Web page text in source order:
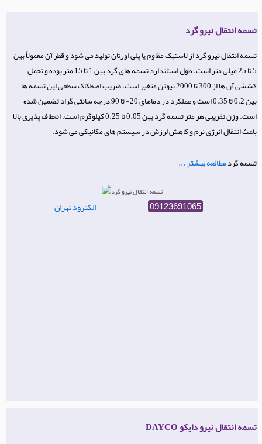
تسمه انتقال نیرو گرد
تسمه انتقال نیرو گرد از لاستیک مقاوم یا پلی اورتان تولید می شود و قطر آن معمولاً بین
5 تا 25 میلی متر است. طول استاندارد تسمه های گرد بین 1 تا 15 متر بوده و تحمل
کششی آن ها از 300 تا 2000 نیوتن متغیر است. ضریب اصطکاک سطحی این تسمه ها
بین 0.2 تا 0.35 است و عملکرد در دماهای 20- تا 90 درجه سانتی گراد تضمین شده
است. وزن تقریبی هر متر تسمه گرد بین 0.05 تا 0.25 کیلوگرم است. انعطاف پذیری بالا
باعث انتقال انرژی نرم و کاهش لرزش در سیستم های مکانیکی می شود.
تسمه گردمطالعه بیشتر ...
الکترود تهران 09123691065
تسمه انتقال نیرو دایکو DAYCO